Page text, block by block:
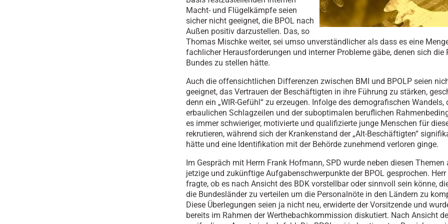
Macht- und Flügelkämpfe seien
sicher nicht geeignet, die BPOL nach
Außen positiv darzustellen. Das, so
Thomas Mischke weiter, sei umso unverständlicher als dass es eine
fachlicher Herausforderungen und interner Probleme gäbe, denen sich die
Bundes zu stellen hätte.
Auch die offensichtlichen Differenzen zwischen BMI und BPOLP seien
geeignet, das Vertrauen der Beschäftigten in ihre Führung zu stärken,
denn ein „WIR-Gefühl“ zu erzeugen. Infolge des demografischen Wandels,
erbaulichen Schlagzeilen und der suboptimalen beruflichen
es immer schwieriger, motivierte und qualifizierte junge Menschen für
rekrutieren, während sich der Krankenstand der „Alt-Beschäftigten“
hätte und eine Identifikation mit der Behörde zunehmend verloren ginge.
Im Gespräch mit Herrn Frank Hofmann, SPD wurde neben diesen Themen
jetzige und zukünftige Aufgabenschwerpunkte der BPOL gesprochen.
fragte, ob es nach Ansicht des BDK vorstellbar oder sinnvoll sein könne,
die Bundesländer zu verteilen um die Personalnöte in den Ländern zu
Diese Überlegungen seien ja nicht neu, erwiderte der Vorsitzende und
bereits im Rahmen der Werthebachkommission diskutiert. Nach Ansicht